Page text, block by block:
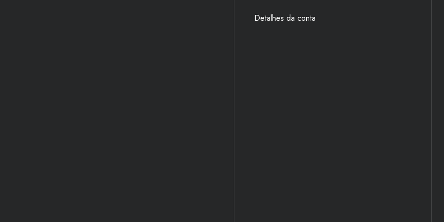
Detalhes da conta